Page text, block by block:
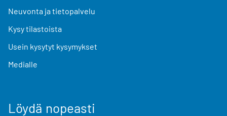
Neuvonta ja tietopalvelu
Kysy tilastoista
Usein kysytyt kysymykset
Medialle
Löydä nopeasti